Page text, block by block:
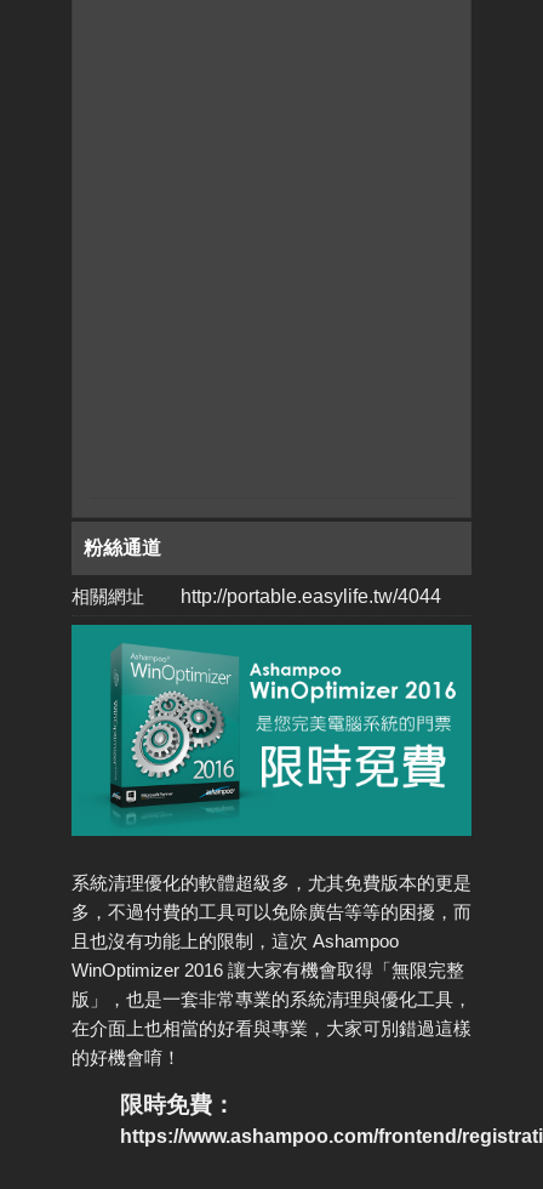
粉絲通道
相關網址 http://portable.easylife.tw/4044
系統清理優化的軟體超級多，尤其免費版本的更是
多，不過付費的工具可以免除廣告等等的困擾，而
且也沒有功能上的限制，這次 Ashampoo
WinOptimizer 2016 讓大家有機會取得「無限完整
版」，也是一套非常專業的系統清理與優化工具，
在介面上也相當的好看與專業，大家可別錯過這樣
的好機會唷！
限時免費：
https://www.ashampoo.com/frontend/